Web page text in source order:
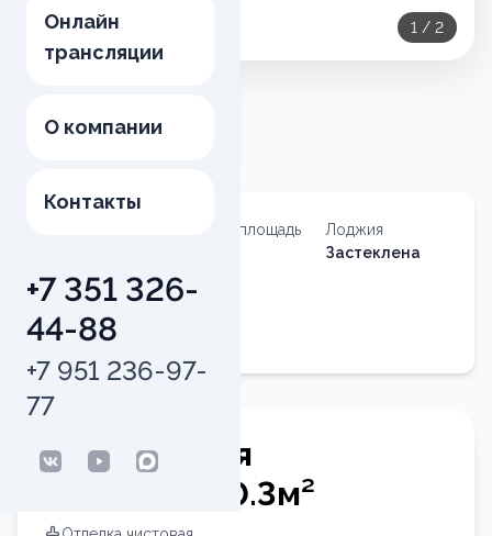
Онлайн
трансляции
О компании
Контакты
+7 351 326-
44-88
+7 951 236-97-
77
1 / 2
Квартира
Общая площадь
Лоджия
Застеклена
№86
2-комнатная
40.3м²